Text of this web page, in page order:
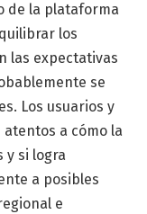
de la plataforma
los
las expectativas
se
Los usuarios y
a cómo la
y si logra
a posibles
e